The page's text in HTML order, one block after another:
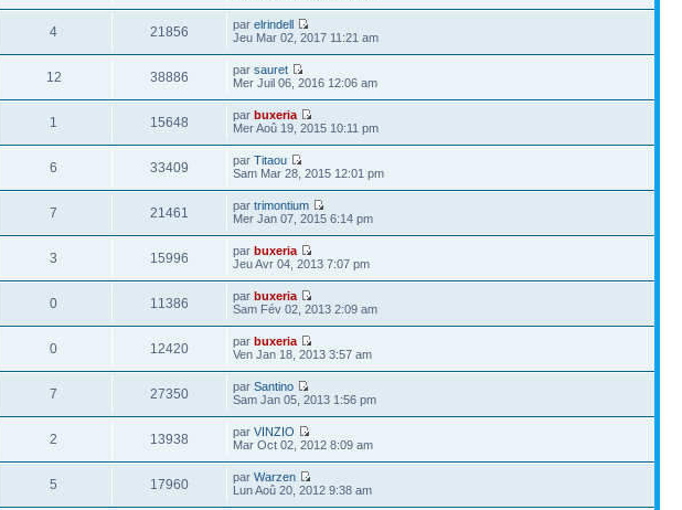
4 21856 parelrindell
Jeu Mar 02, 2017 11:21 am
12 38886 parsauret
Mer Juil 06, 2016 12:06 am
1 15648 parbuxeria
Mer Aoû 19, 2015 10:11 pm
6 33409 parTitaou
Sam Mar 28, 2015 12:01 pm
7 21461 partrimontium
Mer Jan 07, 2015 6:14 pm
3 15996 parbuxeria
Jeu Avr 04, 2013 7:07 pm
0 11386 parbuxeria
Sam Fév 02, 2013 2:09 am
0 12420 parbuxeria
Ven Jan 18, 2013 3:57 am
7 27350 parSantino
Sam Jan 05, 2013 1:56 pm
2 13938 parVINZIO
Mar Oct 02, 2012 8:09 am
5 17960 parWarzen
Lun Aoû 20, 2012 9:38 am